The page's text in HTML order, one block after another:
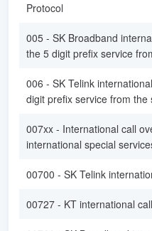
Protocol
005 - SK Broadband
the 5 digit prefix service
006 - SK Telink
digit prefix service from the
007xx - International call
international special
00700 - SK Telink
00727 - KT international